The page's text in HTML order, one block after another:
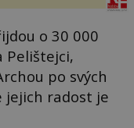
o 30 000
Pelištejci,
po svých
jejich radost je